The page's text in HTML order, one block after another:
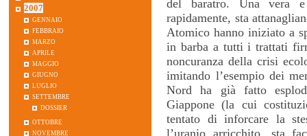
del baratro. Una vera
rapidamente, sta
Atomico hanno iniziato a
in barba a tutti i trattati
noncuranza della crisi
imitando l’esempio dei
Nord ha già fatto
Giappone (la cui
tentato di inforcare la
l’uranio arricchito, sta
2007
gennaio
febbraio
marzo
aprile
maggio
giugno
luglio
settembre
dossier
ottobre
novembre